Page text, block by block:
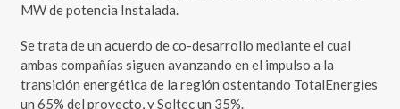
MW de potencia Instalada.
Se trata de un acuerdo de co-desarrollo mediante el cual
ambas compañías siguen avanzando en el impulso a la
transición energética de la región ostentando TotalEnergies
un 65% del proyecto, y Soltec un 35%.